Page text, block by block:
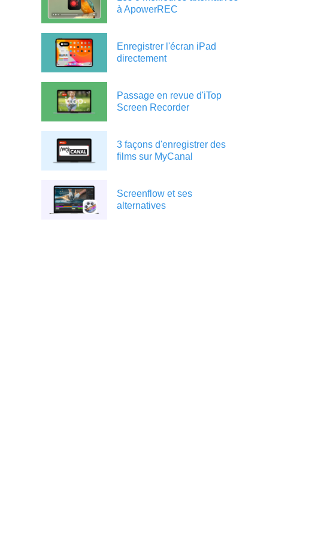
à ApowerREC
Enregistrer l'écran iPad
directement
Passage en revue d'iTop
Screen Recorder
3 façons d'enregistrer des
films sur MyCanal
Screenflow et ses
alternatives